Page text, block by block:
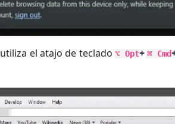
utiliza el atajo de teclado⌥ Opt+⌘ Cmd